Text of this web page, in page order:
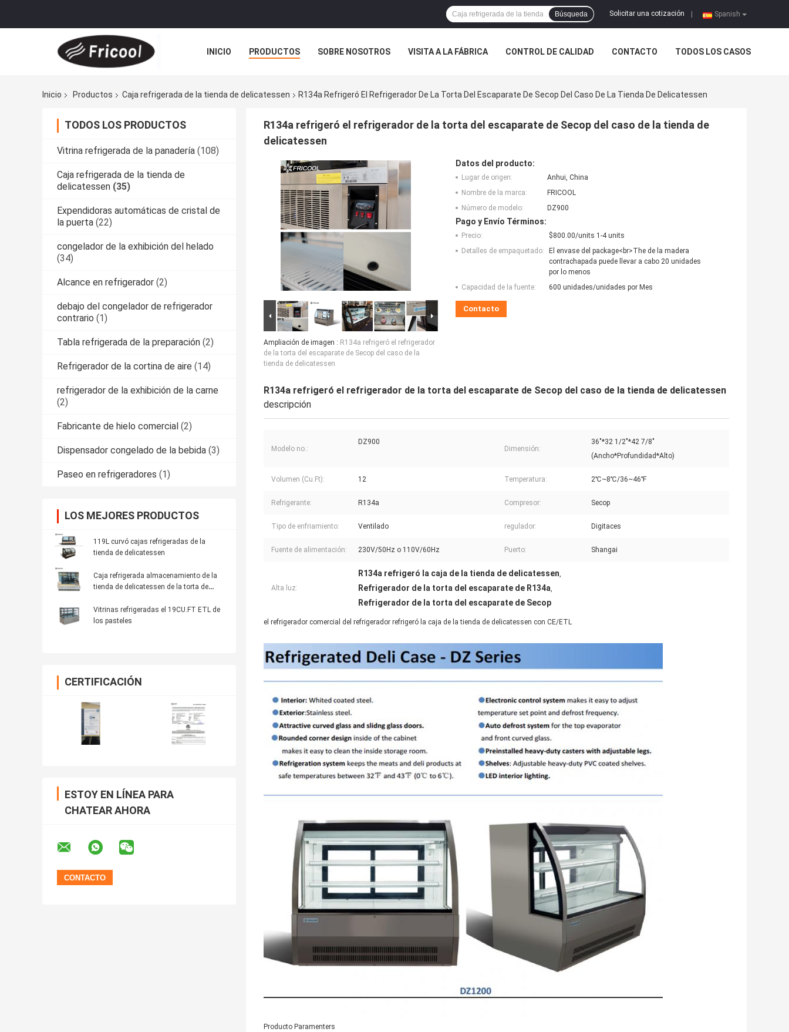
Spanish
Solicitar una cotización
Búsqueda
INICIO PRODUCTOS SOBRE NOSOTROS VISITA A LA FÁBRICA CONTROL DE CALIDAD CONTACTO TODOS LOS CASOS
Inicio Productos Caja refrigerada de la tienda de delicatessen R134a Refrigeró El Refrigerador De La Torta Del Escaparate De Secop Del Caso De La Tienda De Delicatessen
TODOS LOS PRODUCTOS
Vitrina refrigerada de la panadería (108)
Caja refrigerada de la tienda de
delicatessen (35)
Expendidoras automáticas de cristal de
la puerta (22)
congelador de la exhibición del helado
(34)
Alcance en refrigerador (2)
debajo del congelador de refrigerador
contrario (1)
Tabla refrigerada de la preparación (2)
Refrigerador de la cortina de aire (14)
refrigerador de la exhibición de la carne
(2)
Fabricante de hielo comercial (2)
Dispensador congelado de la bebida (3)
Paseo en refrigeradores (1)
LOS MEJORES PRODUCTOS
119L curvó cajas refrigeradas de la
tienda de delicatessen
Caja refrigerada almacenamiento de la
tienda de delicatessen de la torta de
Vitrinas refrigeradas el 19CU.FT ETL de
los pasteles
CERTIFICACIÓN
ESTOY EN LÍNEA PARA
CHATEAR AHORA
R134a refrigeró el refrigerador de la torta del escaparate de Secop del caso de la tienda de
delicatessen
Ampliación de imagen : R134a refrigeró el refrigerador
de la torta del escaparate de Secop del caso de la
tienda de delicatessen
Datos del producto:
Lugar de origen:
Anhui, China
Nombre de la marca:
FRICOOL
Número de modelo:
DZ900
Pago y Envío Términos:
Precio:
$800.00/units 1-4 units
Detalles de empaquetado:
El envase del package<br>The de la madera
contrachapada puede llevar a cabo 20 unidades
por lo menos
Capacidad de la fuente:
600 unidades/unidades por Mes
Contacto
R134a refrigeró el refrigerador de la torta del escaparate de Secop del caso de la tienda de delicatessen
descripción
Modelo no.:
DZ900
Dimensión:
36"*32 1/2"*42 7/8"
(Ancho*Profundidad*Alto)
Volumen (Cu.Ft): 12 Temperatura: 2℃~8℃/36~46℉
Refrigerante: R134a Compresor: Secop
Tipo de enfriamiento: Ventilado regulador: Digitaces
Fuente de alimentación: 230V/50Hz o 110V/60Hz Puerto: Shangai
Alta luz:
R134a refrigeró la caja de la tienda de delicatessen,
Refrigerador de la torta del escaparate de R134a,
Refrigerador de la torta del escaparate de Secop
el refrigerador comercial del refrigerador refrigeró la caja de la tienda de delicatessen con CE/ETL
Producto Paramenters